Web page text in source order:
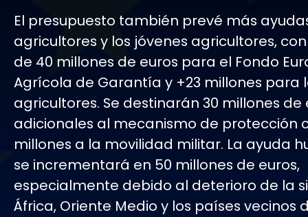
El presupuesto también prevé más
agricultores y los jóvenes agricultores,
de 40 millones de euros para el Fondo
Agrícola de Garantía y +23 millones para
agricultores. Se destinarán 30 millones de
adicionales al mecanismo de protección
millones a la movilidad militar. La ayuda
se incrementará en 50 millones de euros,
especialmente debido al deterioro de la
África, Oriente Medio y los países vecinos